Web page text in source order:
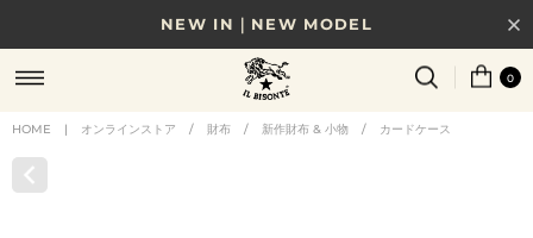
NEW IN｜NEW MODEL
8/17(月)10時まで｜税込11,000円以上で送料無料
贈る相手やシーンから選べる、新しいギフトガイド
0
HOME | オンラインストア / 財布 / 新作財布 & 小物 / カードケース